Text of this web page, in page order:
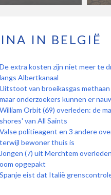
IN BELGIË
De extra kosten zijn niet meer te
langs Albertkanaal
Uitstoot van broeikasgas
maar onderzoekers kunnen er
William Orbit (69) overleden: de
shores' van All Saints
Valse politieagent en 3 andere
terwijl bewoner thuis is
Jongen (7) uit Merchtem
oom opgepakt
Spanje eist dat Italië